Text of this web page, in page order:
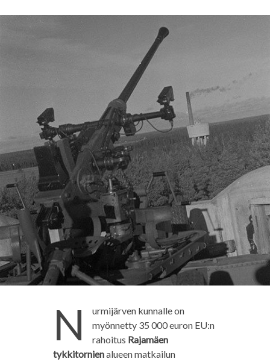
N
urmijärven kunnalle on
myönnetty 35 000 euron EU:n
rahoitus Rajamäen
tykkitornienalueen matkailun